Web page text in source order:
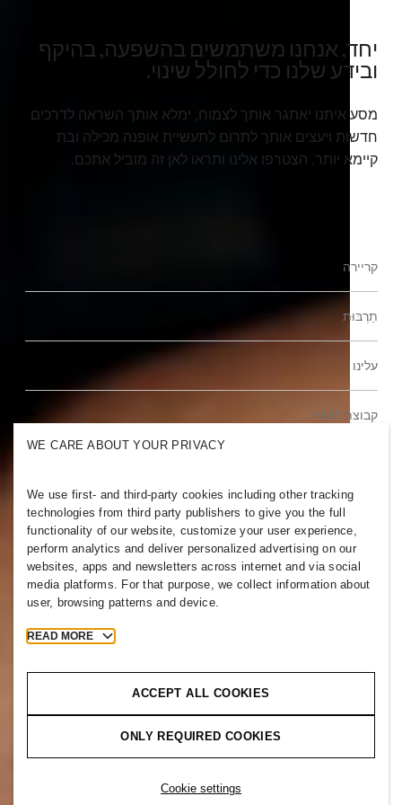
יחד, אנחנו משתמשים בהשפעה, בהיקף
ובידע שלנו כדי לחולל שינוי.
מסע איתנו יאתגר אותך לצמוח, ימלא אותך השראה לדרכים
חדשות ויעצים אותך לתרום לתעשיית אופנה מכילה ובת
קיימא יותר. הצטרפו אלינו ותראו לאן זה מוביל אתכם.
קריירה
גלה את אזורי העבודה שלנו
סטודנטים ותחילת הקריירה
תַרְבּוּת
התרבות והיתרונות שלנו
עלינו
מי אנחנו
קבוצת H&M
ISRAEL
מדיניות ופרטיות
2026 H & M Hennes and Mauritz AB.
ystartsh
WE CARE ABOUT YOUR PRIVACY
We use first- and third-party cookies including other tracking
technologies from third party publishers to give you the full
functionality of our website, customize your user experience,
perform analytics and deliver personalized advertising on our
websites, apps and newsletters across internet and via social
media platforms. For that purpose, we collect information about
user, browsing patterns and device.
READ MORE
ACCEPT ALL COOKIES
ONLY REQUIRED COOKIES
Cookie settings